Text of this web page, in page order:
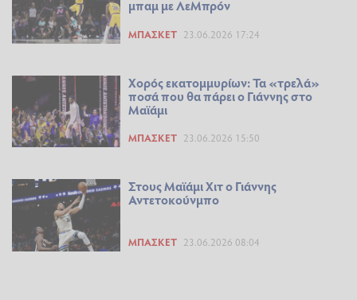
μπαμ με ΛεΜπρόν
ΜΠΆΣΚΕΤ 23.06.2026 17:24
Χορός εκατομμυρίων: Τα «τρελά»
ποσά που θα πάρει ο Γιάννης στο
Μαϊάμι
ΜΠΆΣΚΕΤ 23.06.2026 15:50
Στους Μαϊάμι Χιτ ο Γιάννης
Αντετοκούνμπο
ΜΠΆΣΚΕΤ 23.06.2026 08:04